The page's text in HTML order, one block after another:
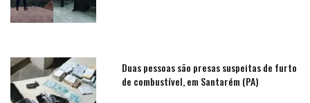
Duas pessoas são presas suspeitas de furto
de combustível, em Santarém (PA)